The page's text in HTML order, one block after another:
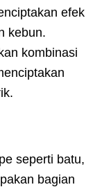
efek
kebun.
kombinasi
seperti batu,
bagian